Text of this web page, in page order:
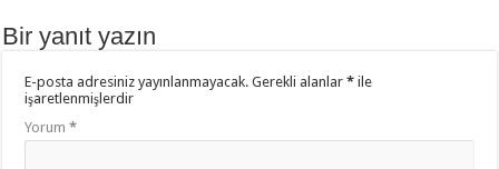
Bir yanıt yazın
E-posta adresiniz yayınlanmayacak. Gerekli alanlar* ile
işaretlenmişlerdir
Yorum*